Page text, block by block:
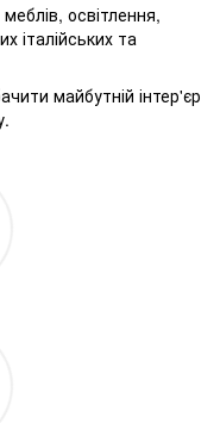
меблів, освітлення,
італійських та
майбутній інтер'єр